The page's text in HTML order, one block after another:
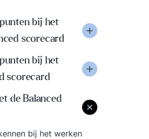
bij het
scorecard
bij het
scorecard
de Balanced
bij het werken